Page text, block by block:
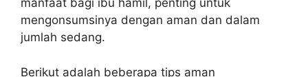
manfaat bagi ibu hamil, penting untuk
mengonsumsinya dengan aman dan dalam
jumlah sedang.
Berikut adalah beberapa tips aman